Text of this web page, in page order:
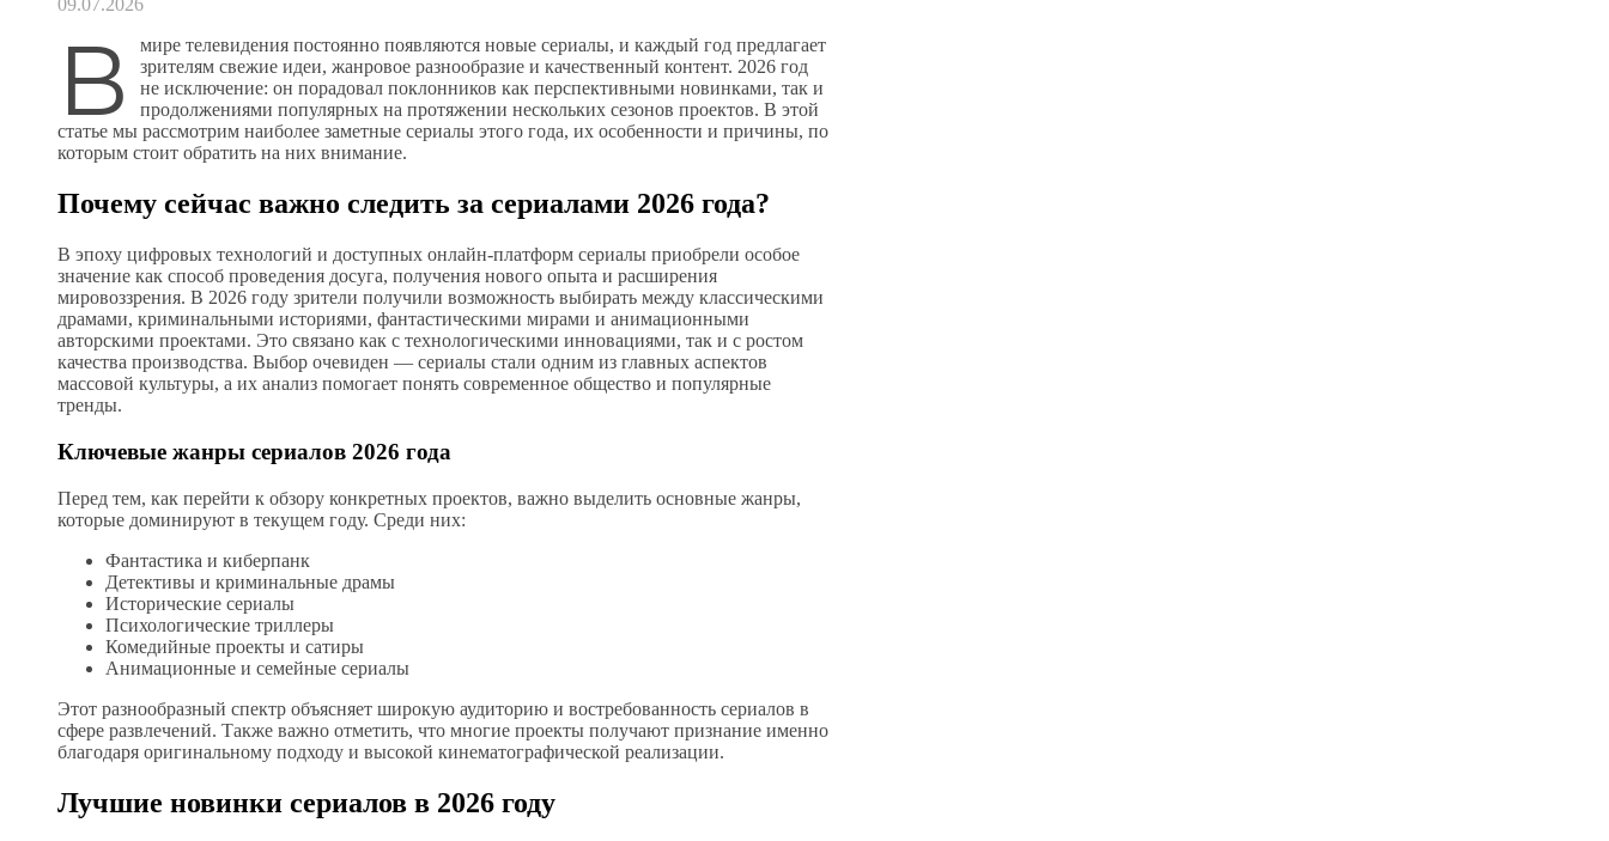
09.07.2026
В
мире телевидения постоянно появляются новые сериалы, и каждый год предлагает
зрителям свежие идеи, жанровое разнообразие и качественный контент. 2026 год
не исключение: он порадовал поклонников как перспективными новинками, так и
продолжениями популярных на протяжении нескольких сезонов проектов. В этой
статье мы рассмотрим наиболее заметные сериалы этого года, их особенности и причины, по
которым стоит обратить на них внимание.
Почему сейчас важно следить за сериалами 2026 года?
В эпоху цифровых технологий и доступных онлайн-платформ сериалы приобрели особое
значение как способ проведения досуга, получения нового опыта и расширения
мировоззрения. В 2026 году зрители получили возможность выбирать между классическими
драмами, криминальными историями, фантастическими мирами и анимационными
авторскими проектами. Это связано как с технологическими инновациями, так и с ростом
качества производства. Выбор очевиден — сериалы стали одним из главных аспектов
массовой культуры, а их анализ помогает понять современное общество и популярные
тренды.
Ключевые жанры сериалов 2026 года
Перед тем, как перейти к обзору конкретных проектов, важно выделить основные жанры,
которые доминируют в текущем году. Среди них:
Фантастика и киберпанк
Детективы и криминальные драмы
Исторические сериалы
Психологические триллеры
Комедийные проекты и сатиры
Анимационные и семейные сериалы
Этот разнообразный спектр объясняет широкую аудиторию и востребованность сериалов в
сфере развлечений. Также важно отметить, что многие проекты получают признание именно
благодаря оригинальному подходу и высокой кинематографической реализации.
Лучшие новинки сериалов в 2026 году